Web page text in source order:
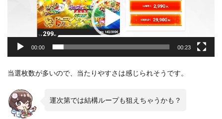
ー
00:00 00:23
当選枚数が多いので、当たりやすさは感じられそうです。
運次第では結構ループも狙えちゃうかも？